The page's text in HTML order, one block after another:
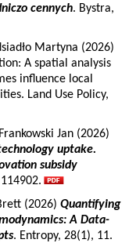
cennych. Bystra,
Martyna (2026)
A spatial analysis
influence local
Land Use Policy,
Jan (2026)
uptake.
subsidy
(2026) Quantifying
A Data-
. Entropy, 28(1), 11.